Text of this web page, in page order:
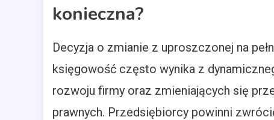
konieczna?
Decyzja o zmianie z uproszczonej na
księgowość często wynika z
rozwoju firmy oraz zmieniających się
prawnych. Przedsiębiorcy powinni